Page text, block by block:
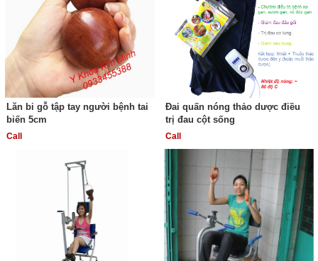
Lăn bi gỗ tập tay người bệnh tai
biến 5cm
Call
Đai quấn nóng thảo dược điều
trị đau cột sống
Call